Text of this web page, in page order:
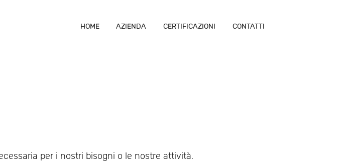
HOME AZIENDA CERTIFICAZIONI CONTATTI
per i nostri bisogni o le nostre attività.